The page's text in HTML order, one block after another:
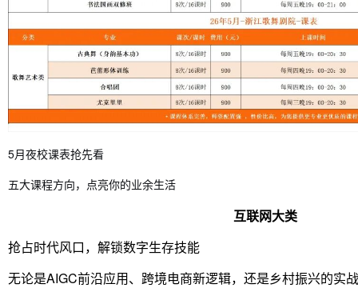
5月夜校课表抢先看
五大课程方向，点亮你的业余生活
互联网大类
抢占时代风口，解锁数字生存技能
无论是AIGC前沿应用、跨境电商新逻辑，还是乡村振兴的实